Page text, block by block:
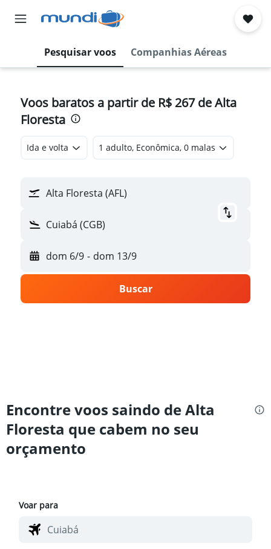
Pesquisar voos Companhias Aéreas
Voos baratos a partir de R$ 267 de Alta
Floresta
Ida e volta 1 adulto, Econômica, 0 malas
Alta Floresta (AFL)
Cuiabá (CGB)
dom 6/9 - dom 13/9
Buscar
Encontre voos saindo de Alta
Floresta que cabem no seu
orçamento
Voar para